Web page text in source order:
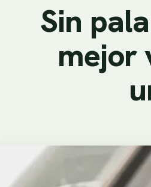
Sin
mejor